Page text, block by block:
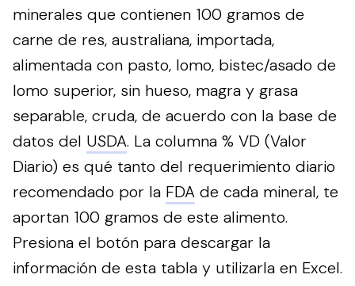
minerales que contienen 100 gramos de
carne de res, australiana, importada,
alimentada con pasto, lomo, bistec/asado de
lomo superior, sin hueso, magra y grasa
separable, cruda, de acuerdo con la base de
datos del USDA. La columna % VD (Valor
Diario) es qué tanto del requerimiento diario
recomendado por la FDA de cada mineral, te
aportan 100 gramos de este alimento.
Presiona el botón para descargar la
información de esta tabla y utilizarla en Excel.